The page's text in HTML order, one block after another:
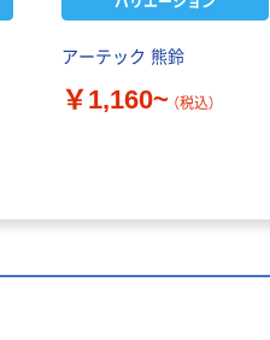
アーテック 熊鈴
￥1,160~ （税込）